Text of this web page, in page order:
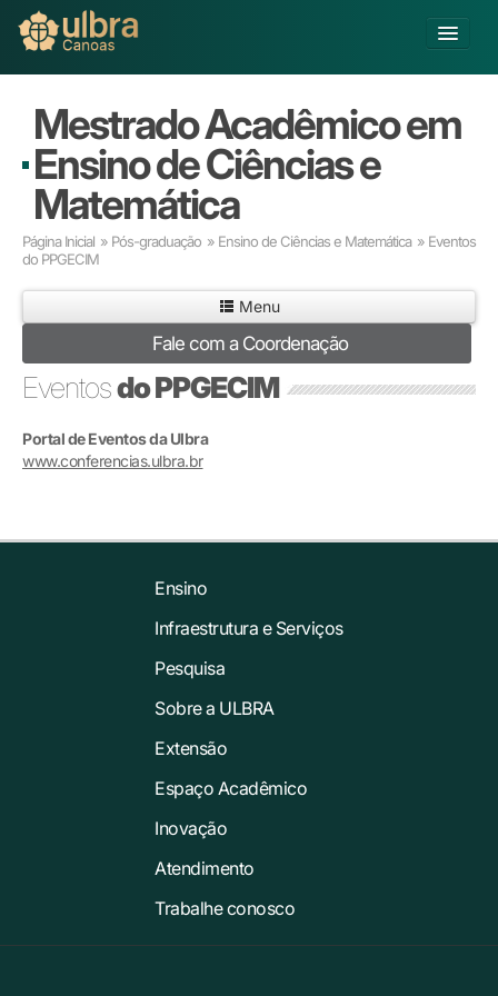
Buscar
Já sou Aluno
Matricule-se
Educação Básica
Graduação
Educação a Distância
Pesquisa
Infraestrutura e Serviços
Inovação
Mestrado Acadêmico em
Ensino de Ciências e
Matemática
Página Inicial » Pós-graduação » Ensino de Ciências e Matemática » Eventos
do PPGECIM
Menu
Fale com a Coordenação
Eventosdo PPGECIM
Portal de Eventos da Ulbra
www.conferencias.ulbra.br
Ensino
Infraestrutura e Serviços
Pesquisa
Sobre a ULBRA
Extensão
Espaço Acadêmico
Inovação
Atendimento
Trabalhe conosco